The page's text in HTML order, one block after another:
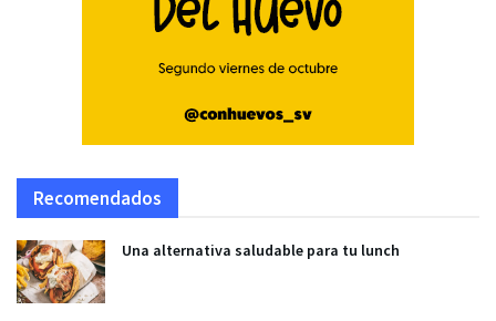
Recomendados
Una alternativa saludable para tu lunch